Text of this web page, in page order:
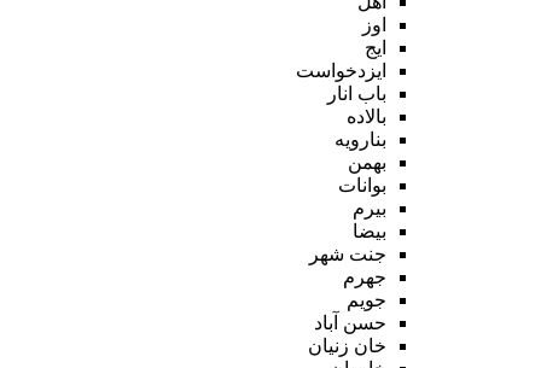
اوز
ایج
ایزدخواست
باب انار
بالاده
بنارویه
بهمن
بوانات
بیرم
بیضا
جنت شهر
جهرم
جویم
حسن آباد
خان زنیان